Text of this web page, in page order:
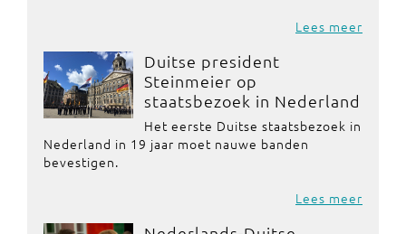
Lees meer
Duitse president
Steinmeier op
staatsbezoek in Nederland
Het eerste Duitse staatsbezoek in
Nederland in 19 jaar moet nauwe banden
bevestigen.
Lees meer